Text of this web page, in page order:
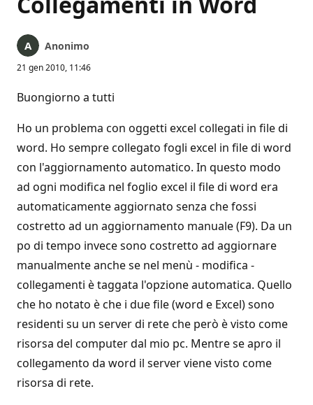
Anonimo
21 gen 2010, 11:46
Buongiorno a tutti
Ho un problema con oggetti excel collegati in file di
word. Ho sempre collegato fogli excel in file di word
con l'aggiornamento automatico. In questo modo
ad ogni modifica nel foglio excel il file di word era
automaticamente aggiornato senza che fossi
costretto ad un aggiornamento manuale (F9). Da un
po di tempo invece sono costretto ad aggiornare
manualmente anche se nel menù - modifica -
collegamenti è taggata l'opzione automatica. Quello
che ho notato è che i due file (word e Excel) sono
residenti su un server di rete che però è visto come
risorsa del computer dal mio pc. Mentre se apro il
collegamento da word il server viene visto come
risorsa di rete.